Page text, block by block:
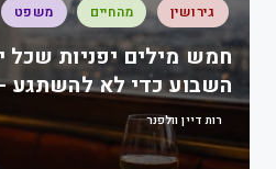
גירושין מהחיים משפט
חמש מילים יפניות שכל
השבוע כדי לא להשתגע –
רות דיין וולפנר